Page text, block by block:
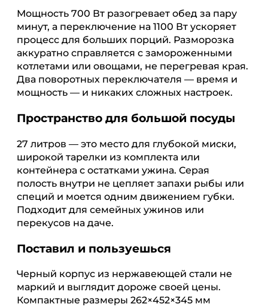
Мощность 700 Вт разогревает обед за пару
минут, а переключение на 1100 Вт ускоряет
процесс для больших порций. Разморозка
аккуратно справляется с замороженными
котлетами или овощами, не перегревая края.
Два поворотных переключателя — время и
мощность — и никаких сложных настроек.
Пространство для большой посуды
27 литров — это место для глубокой миски,
широкой тарелки из комплекта или
контейнера с остатками ужина. Серая
полость внутри не цепляет запахи рыбы или
специй и моется одним движением губки.
Подходит для семейных ужинов или
перекусов на даче.
Поставил и пользуешься
Черный корпус из нержавеющей стали не
маркий и выглядит дороже своей цены.
Компактные размеры 262×452×345 мм